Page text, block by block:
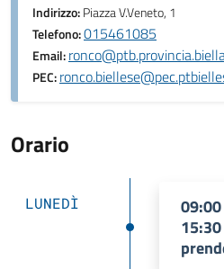
Indirizzo:Piazza V.Veneto, 1
Telefono:015461085
Email:
PEC:
Orario
LUNEDÌ